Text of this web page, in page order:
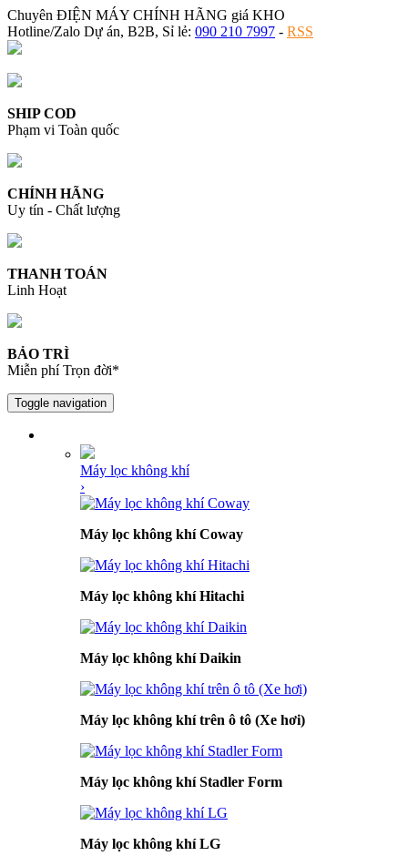
Chuyên ĐIỆN MÁY CHÍNH HÃNG giá KHO
Hotline/Zalo Dự án, B2B, Sỉ lẻ: 090 210 7997 - RSS
SHIP COD
Phạm vi Toàn quốc
CHÍNH HÃNG
Uy tín - Chất lượng
THANH TOÁN
Linh Hoạt
BẢO TRÌ
Miễn phí Trọn đời*
Toggle navigation
Máy lọc không khí
›
Máy lọc không khí Coway
Máy lọc không khí Hitachi
Máy lọc không khí Daikin
Máy lọc không khí trên ô tô (Xe hơi)
Máy lọc không khí Stadler Form
Máy lọc không khí LG